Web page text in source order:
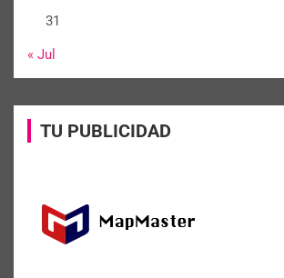
31
« Jul
TU PUBLICIDAD